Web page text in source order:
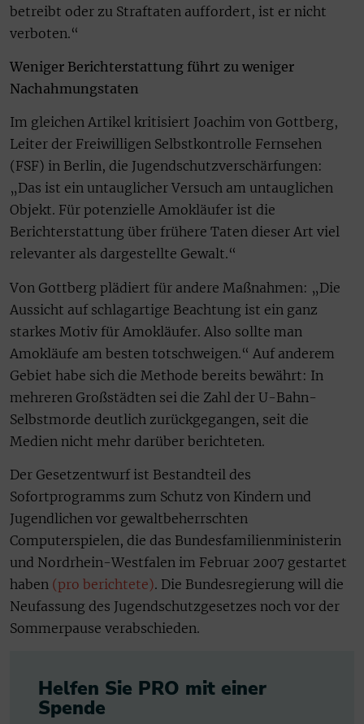
betreibt oder zu Straftaten auffordert, ist er nicht
verboten.“
Weniger Berichterstattung führt zu weniger
Nachahmungstaten
Im gleichen Artikel kritisiert Joachim von Gottberg,
Leiter der Freiwilligen Selbstkontrolle Fernsehen
(FSF) in Berlin, die Jugendschutzverschärfungen:
„Das ist ein untauglicher Versuch am untauglichen
Objekt. Für potenzielle Amokläufer ist die
Berichterstattung über frühere Taten dieser Art viel
relevanter als dargestellte Gewalt.“
Von Gottberg plädiert für andere Maßnahmen: „Die
Aussicht auf schlagartige Beachtung ist ein ganz
starkes Motiv für Amokläufer. Also sollte man
Amokläufe am besten totschweigen.“ Auf anderem
Gebiet habe sich die Methode bereits bewährt: In
mehreren Großstädten sei die Zahl der U-Bahn-
Selbstmorde deutlich zurückgegangen, seit die
Medien nicht mehr darüber berichteten.
Der Gesetzentwurf ist Bestandteil des
Sofortprogramms zum Schutz von Kindern und
Jugendlichen vor gewaltbeherrschten
Computerspielen, die das Bundesfamilienministerin
und Nordrhein-Westfalen im Februar 2007 gestartet
haben (pro berichtete). Die Bundesregierung will die
Neufassung des Jugendschutzgesetzes noch vor der
Sommerpause verabschieden.
Helfen Sie PRO mit einer
Spende